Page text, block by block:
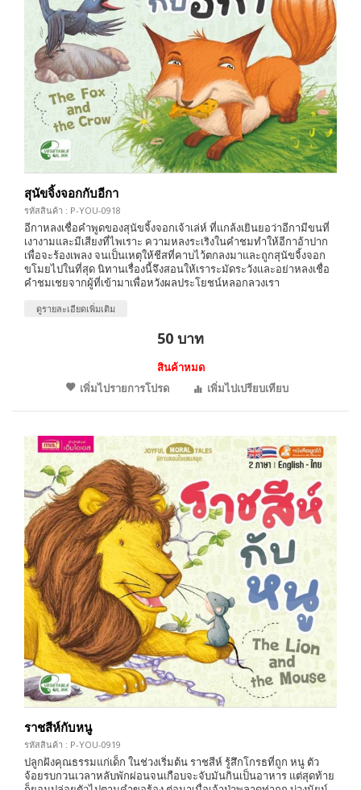
สุนัขจิ้งจอกกับอีกา
รหัสสินค้า : P-YOU-0918
อีกาหลงเชื่อคำพูดของสุนัขจิ้งจอกเจ้าเล่ห์ ที่แกล้งเยินยอว่าอีกามีขนที่
เงางามและมีเสียงที่ไพเราะ ความหลงระเริงในคำชมทำให้อีกาอ้าปาก
เพื่อจะร้องเพลง จนเป็นเหตุให้ชีสที่คาบไว้ตกลงมาและถูกสุนัขจิ้งจอก
ขโมยไปในที่สุด นิทานเรื่องนี้จึงสอนให้เราระมัดระวังและอย่าหลงเชื่อ
คำชมเชยจากผู้ที่เข้ามาเพื่อหวังผลประโยชน์หลอกลวงเรา
ดูรายละเอียดเพิ่มเติม
50 บาท
สินค้าหมด
เพิ่มไปรายการโปรด
เพิ่มไปเปรียบเทียบ
ราชสีห์กับหนู
รหัสสินค้า : P-YOU-0919
ปลูกฝังคุณธรรมแก่เด็ก ในช่วงเริ่มต้น ราชสีห์ รู้สึกโกรธที่ถูก หนู ตัว
จ้อยรบกวนเวลาหลับพักผ่อนจนเกือบจะจับมันกินเป็นอาหาร แต่สุดท้าย